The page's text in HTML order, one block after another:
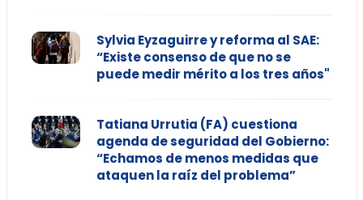
Sylvia Eyzaguirre y reforma al SAE:
“Existe consenso de que no se
puede medir mérito a los tres años"
Tatiana Urrutia (FA) cuestiona
agenda de seguridad del Gobierno:
“Echamos de menos medidas que
ataquen la raíz del problema”